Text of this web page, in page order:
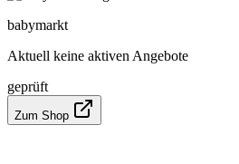
babymarkt
Aktuell keine aktiven Angebote
geprüft
Zum Shop